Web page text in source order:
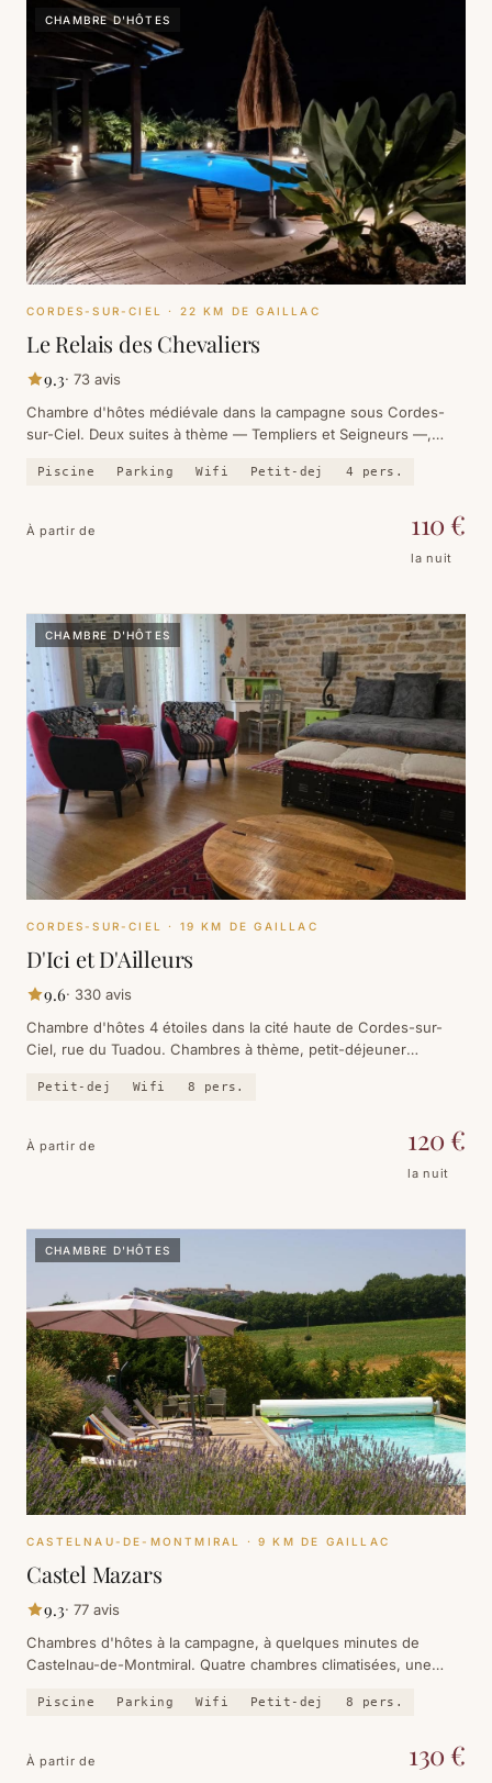
CHAMBRE D'HÔTES
CORDES-SUR-CIEL · 22 KM DE GAILLAC
Le Relais des Chevaliers
9.3· 73 avis
Chambre d'hôtes médiévale dans la campagne sous Cordes-
sur-Ciel. Deux suites à thème — Templiers et Seigneurs —,
Piscine Parking Wifi Petit-dej 4 pers.
À partir de 110 €
la nuit
CHAMBRE D'HÔTES
CORDES-SUR-CIEL · 19 KM DE GAILLAC
D'Ici et D'Ailleurs
9.6· 330 avis
Chambre d'hôtes 4 étoiles dans la cité haute de Cordes-sur-
Ciel, rue du Tuadou. Chambres à thème, petit-déjeuner
sur Booking, note 9.6.
Petit-dej Wifi 8 pers.
À partir de 120 €
la nuit
CHAMBRE D'HÔTES
CASTELNAU-DE-MONTMIRAL · 9 KM DE GAILLAC
Castel Mazars
9.3· 77 avis
Chambres d'hôtes à la campagne, à quelques minutes de
Castelnau-de-Montmiral. Quatre chambres climatisées, une
maison de Nadine sur la terrasse.
Piscine Parking Wifi Petit-dej 8 pers.
À partir de 130 €